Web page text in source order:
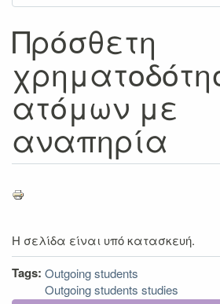
Πρόσθετη
ατόμων με
αναπηρία
Η σελίδα είναι υπό κατασκευή.
Tags: Outgoing students
Outgoing students studies